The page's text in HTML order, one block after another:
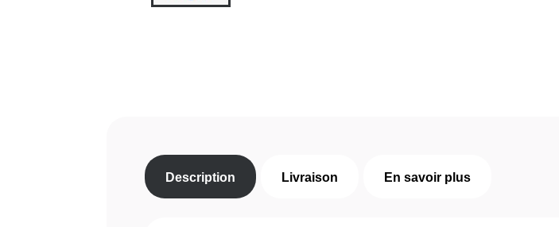
Description Livraison En savoir plus